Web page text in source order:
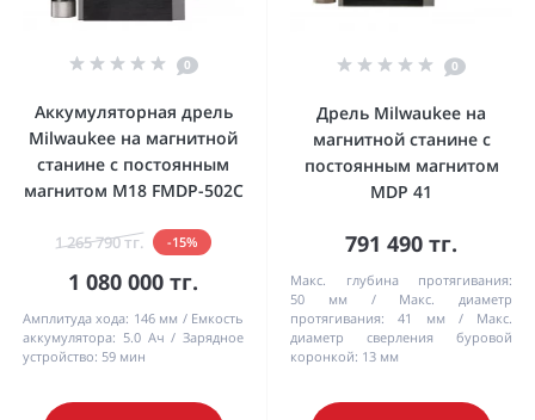
0
Аккумуляторная дрель
Milwaukee на магнитной
станине с постоянным
магнитом M18 FMDP-502C
1 265 790 тг. -15%
1 080 000 тг.
Амплитуда хода: 146 мм
Емкость
аккумулятора: 5.0 Ач
Зарядное
устройство: 59 мин
0
Дрель Milwaukee на
магнитной станине с
постоянным магнитом
MDP 41
791 490 тг.
Макс. глубина протягивания:
50 мм
Макс. диаметр
протягивания:
41 мм
Макс.
диаметр сверления буровой
коронкой: 13 мм